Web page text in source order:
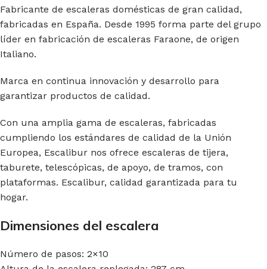
Fabricante de escaleras domésticas de gran calidad,
fabricadas en España. Desde 1995 forma parte del grupo
líder en fabricación de escaleras Faraone, de origen
Italiano.
Marca en continua innovación y desarrollo para
garantizar productos de calidad.
Con una amplia gama de escaleras, fabricadas
cumpliendo los estándares de calidad de la Unión
Europea, Escalibur nos ofrece escaleras de tijera,
taburete, telescópicas, de apoyo, de tramos, con
plataformas. Escalibur, calidad garantizada para tu
hogar.
Dimensiones del escalera
Número de pasos: 2×10